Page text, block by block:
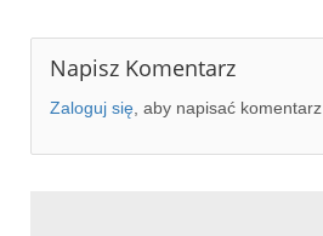
Napisz Komentarz
Zaloguj się, aby napisać komentarz